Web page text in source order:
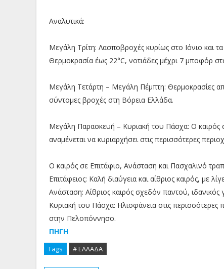
Αναλυτικά:
Μεγάλη Τρίτη: Λασποβροχές κυρίως στο Ιόνιο και τα
Θερμοκρασία έως 22°C, νοτιάδες μέχρι 7 μποφόρ
Μεγάλη Τετάρτη – Μεγάλη Πέμπτη: Θερμοκρασίες
σύντομες βροχές στη Βόρεια Ελλάδα.
Μεγάλη Παρασκευή – Κυριακή του Πάσχα: Ο καιρός
αναμένεται να κυριαρχήσει στις περισσότερες
Ο καιρός σε Επιτάφιο, Ανάσταση και Πασχαλινό
Επιτάφειος: Καλή διαύγεια και αίθριος καιρός, με
Ανάσταση: Αίθριος καιρός σχεδόν παντού, ιδανικός
Κυριακή του Πάσχα: Ηλιοφάνεια στις περισσότερες
στην Πελοπόννησο.
ΠΗΓΗ
Tags # ΕΛΛΑΔΑ